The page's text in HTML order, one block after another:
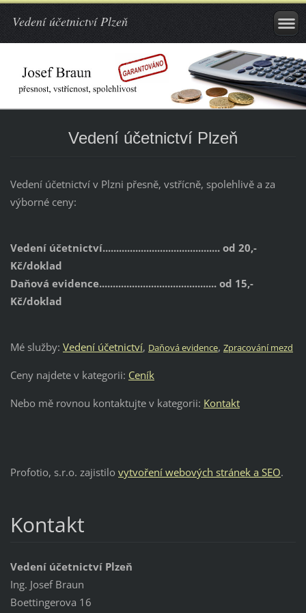
Vedení účetnictví Plzeň
Vedení účetnictví Plzeň
Vedení účetnictví v Plzni přesně, vstřícně, spolehlivě a za
výborné ceny:
Vedení účetnictví........................................... od 20,-
Kč/doklad
Daňová evidence........................................... od 15,-
Kč/doklad
Mé služby: Vedení účetnictví, Daňová evidence, Zpracování mezd
Ceny najdete v kategorii: Ceník
Nebo mě rovnou kontaktujte v kategorii: Kontakt
Profotio, s.r.o. zajistilo vytvoření webových stránek a SEO.
Kontakt
Vedení účetnictví Plzeň
Ing. Josef Braun
Boettingerova 16